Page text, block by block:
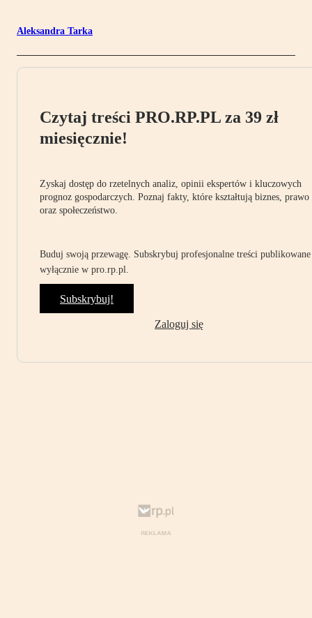
Aleksandra Tarka
Czytaj treści PRO.RP.PL za 39 zł
miesięcznie!
Zyskaj dostęp do rzetelnych analiz, opinii ekspertów i kluczowych
prognoz gospodarczych. Poznaj fakty, które kształtują biznes, prawo
oraz społeczeństwo.
Buduj swoją przewagę. Subskrybuj profesjonalne treści publikowane
wyłącznie w pro.rp.pl.
Subskrybuj!
Zaloguj się